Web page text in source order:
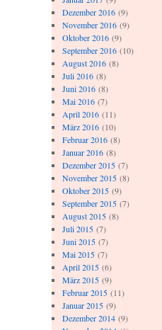
Dezember 2016 (9)
November 2016 (9)
Oktober 2016 (9)
September 2016 (10)
August 2016 (8)
Juli 2016 (8)
Juni 2016 (8)
Mai 2016 (7)
April 2016 (11)
März 2016 (10)
Februar 2016 (8)
Januar 2016 (8)
Dezember 2015 (7)
November 2015 (8)
Oktober 2015 (9)
September 2015 (7)
August 2015 (8)
Juli 2015 (7)
Juni 2015 (7)
Mai 2015 (7)
April 2015 (6)
März 2015 (9)
Februar 2015 (11)
Januar 2015 (9)
Dezember 2014 (9)